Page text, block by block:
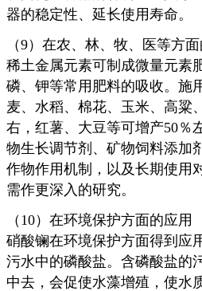
器的稳定性、延长使用寿命。
（9）在农、林、牧、医等方
稀土金属元素可制成微量元素
磷、钾等常用肥料的吸收。施
麦、水稻、棉花、玉米、高粱
右，红薯、大豆等可增产50％
物生长调节剂、矿物饲料添加
作物作用机制，以及长期使用
需作更深入的研究。
（10）在环境保护方面的应用
硝酸镧在环境保护方面得到应
污水中的磷酸盐。含磷酸盐的
中去，会促使水藻增殖，使水